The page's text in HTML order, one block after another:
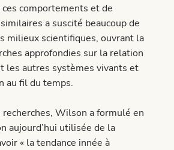
ces comportements et de
a suscité beaucoup de
milieux scientifiques, ouvrant la
approfondies sur la relation
les autres systèmes vivants et
au fil du temps.
Wilson a formulé en
aujourd’hui utilisée de la
« la tendance innée à